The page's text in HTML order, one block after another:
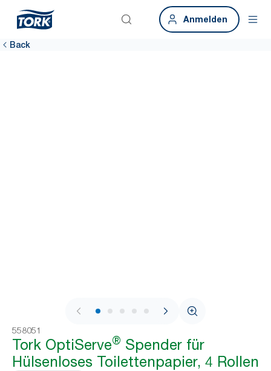
Anmelden
Back
1 / 7
558051
Tork OptiServe® Spender für
Hülsenloses Toilettenpapier, 4 Rollen